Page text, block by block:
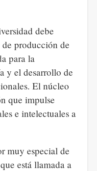
debe
producción de
para la
y el desarrollo de
El núcleo
que impulse
e intelectuales a
muy especial de
está llamada a